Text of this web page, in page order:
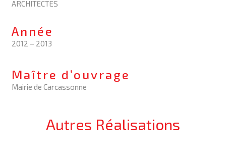
ARCHITECTES
Année
2012 – 2013
Maître d’ouvrage
Mairie de Carcassonne
Autres Réalisations